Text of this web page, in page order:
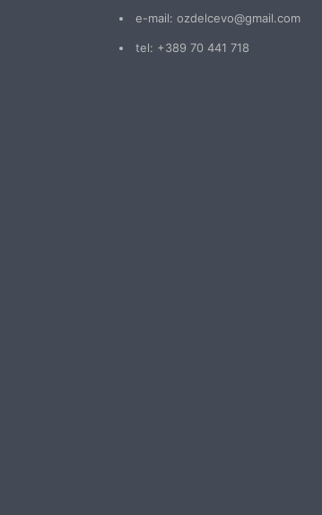
е-mail: ozdelcevo@gmail.com
tel: +389 70 441 718